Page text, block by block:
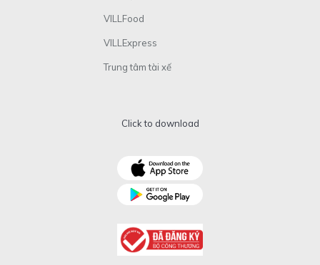
VILLFood
VILLExpress
Trung tâm tài xế
Click to download